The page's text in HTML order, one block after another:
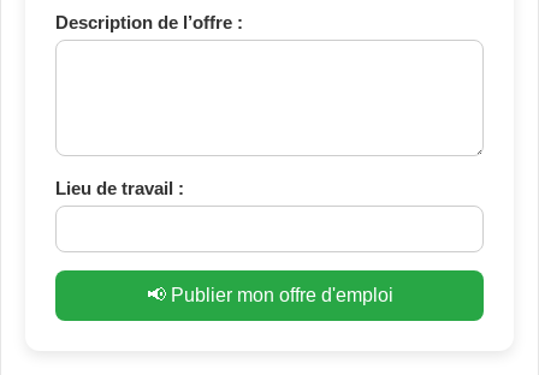
Description de l’offre :
Lieu de travail :
📢 Publier mon offre d'emploi